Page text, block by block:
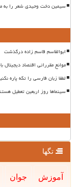
سیمین دخت وحیدی شعر را به
ابوالقاسم قاسم زاده درگذشت
موانع مقرراتی اقتصاد
لطفا زبان فارسی را تکه پاره
سینماها روز اربعین تعطیل
تگها
آموزش جوان